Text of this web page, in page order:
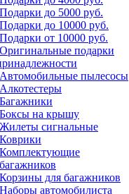
Подарки до 5000 руб.
Подарки до 10000 руб.
Подарки от 10000 руб.
Оригинальные подарки
Автомобильные пылесосы
Алкотестеры
Багажники
Боксы на крышу
Жилеты сигнальные
Коврики
Комплектующие
багажников
Корзины для багажников
Наборы автомобилиста